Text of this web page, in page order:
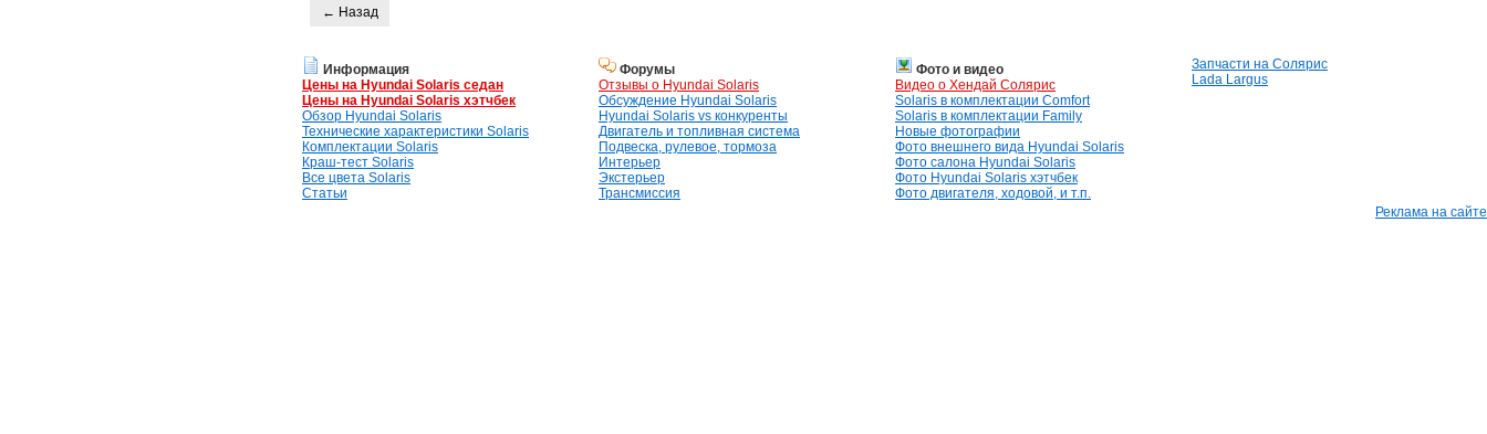
← Назад
Информация
Цены на Hyundai Solaris седан
Цены на Hyundai Solaris хэтчбек
Обзор Hyundai Solaris
Технические характеристики Solaris
Комплектации Solaris
Краш-тест Solaris
Все цвета Solaris
Статьи
Форумы
Отзывы о Hyundai Solaris
Обсуждение Hyundai Solaris
Hyundai Solaris vs конкуренты
Двигатель и топливная система
Подвеска, рулевое, тормоза
Интерьер
Экстерьер
Трансмиссия
Фото и видео
Видео о Хендай Солярис
Solaris в комплектации Comfort
Solaris в комплектации Family
Новые фотографии
Фото внешнего вида Hyundai Solaris
Фото салона Hyundai Solaris
Фото Hyundai Solaris хэтчбек
Фото двигателя, ходовой, и т.п.
Запчасти на Солярис
Lada Largus
Реклама на сайте